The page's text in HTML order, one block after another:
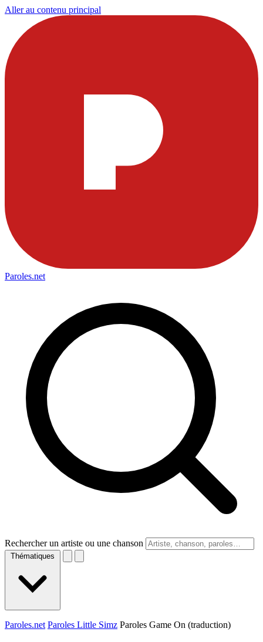
Aller au contenu principal
Paroles.net
Rechercher un artiste ou une chanson
Thématiques
Paroles.net Paroles Little Simz Paroles Game On (traduction)